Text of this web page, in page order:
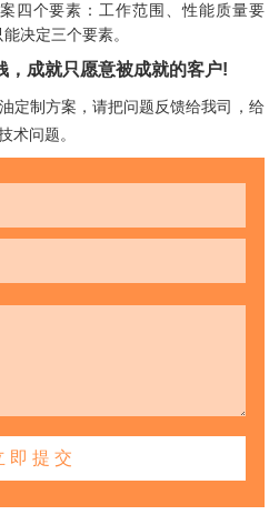
四个要素：工作范围、性能质量要
决定三个要素。
，成就只愿意被成就的客户!
定制方案，请把问题反馈给我司， 给
术问题。